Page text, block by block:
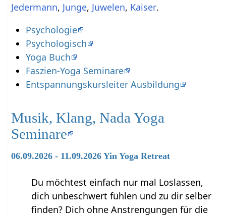
, , ,
.
Psychologie
Psychologisch
Yoga Buch
Faszien-Yoga Seminare
Entspannungskursleiter Ausbildung
Musik, Klang, Nada Yoga
Seminare
06.09.2026 - 11.09.2026 Yin Yoga Retreat
Du möchtest einfach nur mal Loslassen,
dich unbeschwert fühlen und zu dir selber
finden? Dich ohne Anstrengungen für die